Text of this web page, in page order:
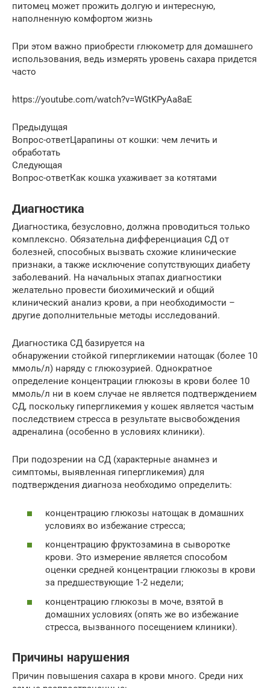
питомец может прожить долгую и интересную,
наполненную комфортом жизнь
При этом важно приобрести глюкометр для домашнего
использования, ведь измерять уровень сахара придется
часто
https://youtube.com/watch?v=WGtKPyAa8aE
Предыдущая
Вопрос-ответЦарапины от кошки: чем лечить и
обработать
Следующая
Вопрос-ответКак кошка ухаживает за котятами
Диагностика
Диагностика, безусловно, должна проводиться только
комплексно. Обязательна дифференциация СД от
болезней, способных вызвать схожие клинические
признаки, а также исключение сопутствующих диабету
заболеваний. На начальных этапах диагностики
желательно провести биохимический и общий
клинический анализ крови, а при необходимости –
другие дополнительные методы исследований.
Диагностика СД базируется на
обнаружении стойкой гипергликемии натощак (более 10
ммоль/л) наряду с глюкозурией. Однократное
определение концентрации глюкозы в крови более 10
ммоль/л ни в коем случае не является подтверждением
СД, поскольку гипергликемия у кошек является частым
последствием стресса в результате высвобождения
адреналина (особенно в условиях клиники).
При подозрении на СД (характерные анамнез и
симптомы, выявленная гипергликемия) для
подтверждения диагноза необходимо определить:
концентрацию глюкозы натощак в домашних
условиях во избежание стресса;
концентрацию фруктозамина в сыворотке
крови. Это измерение является способом
оценки средней концентрации глюкозы в крови
за предшествующие 1-2 недели;
концентрацию глюкозы в моче, взятой в
домашних условиях (опять же во избежание
стресса, вызванного посещением клиники).
Причины нарушения
Причин повышения сахара в крови много. Среди них